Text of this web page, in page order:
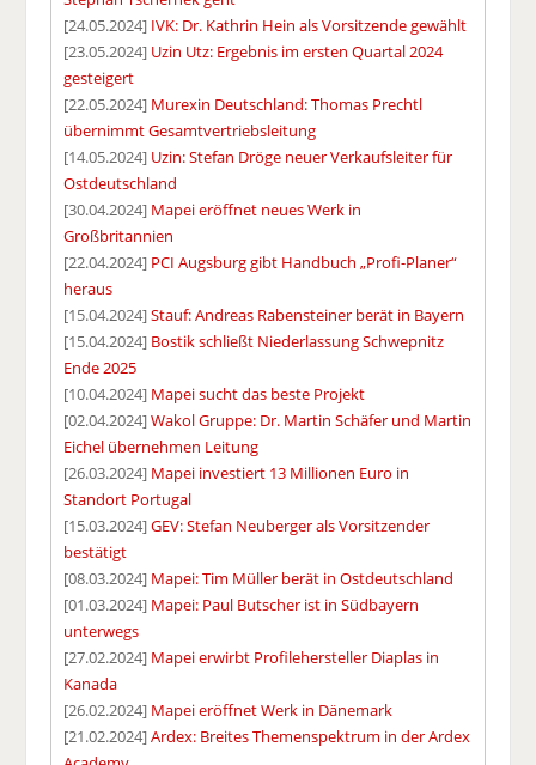
[24.05.2024] IVK: Dr. Kathrin Hein als Vorsitzende gewählt
[23.05.2024] Uzin Utz: Ergebnis im ersten Quartal 2024
gesteigert
[22.05.2024] Murexin Deutschland: Thomas Prechtl
übernimmt Gesamtvertriebsleitung
[14.05.2024] Uzin: Stefan Dröge neuer Verkaufsleiter für
Ostdeutschland
[30.04.2024] Mapei eröffnet neues Werk in
Großbritannien
[22.04.2024] PCI Augsburg gibt Handbuch „Profi-Planer“
heraus
[15.04.2024]Stauf: Andreas Rabensteiner berät in Bayern
[15.04.2024] Bostik schließt Niederlassung Schwepnitz
Ende 2025
[10.04.2024] Mapei sucht das beste Projekt
[02.04.2024]Wakol Gruppe: Dr. Martin Schäfer und Martin
Eichel übernehmen Leitung
[26.03.2024] Mapei investiert 13 Millionen Euro in
Standort Portugal
[15.03.2024]GEV: Stefan Neuberger als Vorsitzender
bestätigt
[08.03.2024] Mapei: Tim Müller berät in Ostdeutschland
[01.03.2024] Mapei: Paul Butscher ist in Südbayern
unterwegs
[27.02.2024] Mapei erwirbt Profilehersteller Diaplas in
Kanada
[26.02.2024] Mapei eröffnet Werk in Dänemark
[21.02.2024]Ardex: Breites Themenspektrum in der Ardex